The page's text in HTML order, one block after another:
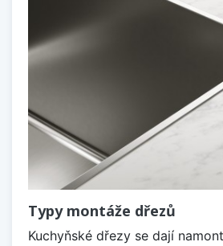
Typy montáže dřezů
Kuchyňské dřezy se dají